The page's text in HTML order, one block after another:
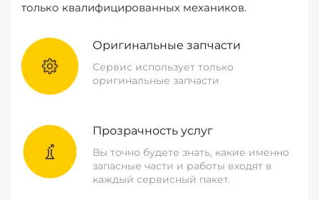
только квалифицированных механиков.
Оригинальные запчасти
Сервис использует только
оригинальные запчасти
Прозрачность услуг
Вы точно будете знать, какие именно
запасные части и работы входят в
каждый сервисный пакет.